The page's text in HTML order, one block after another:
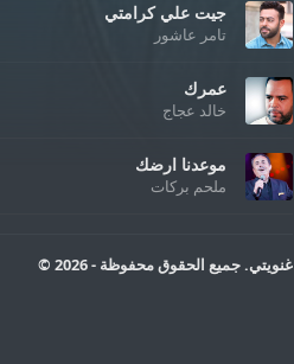
جيت علي كرامتي
تامر عاشور
عمرك
خالد عجاج
موعدنا ارضك
ملحم بركات
غنويتي. جميع الحقوق محفوظة - 2026 ©